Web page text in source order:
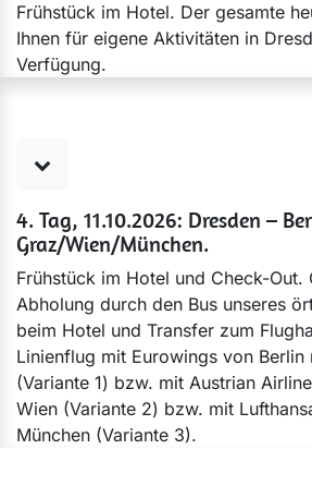
Frühstück im Hotel. Der gesamte
Ihnen für eigene Aktivitäten in
Verfügung.
4. Tag, 11.10.2026: Dresden –
Graz/Wien/München.
Frühstück im Hotel und Check-Out.
Abholung durch den Bus unseres
beim Hotel und Transfer zum
Linienflug mit Eurowings von Berlin
(Variante 1) bzw. mit Austrian
Wien (Variante 2) bzw. mit
München (Variante 3).